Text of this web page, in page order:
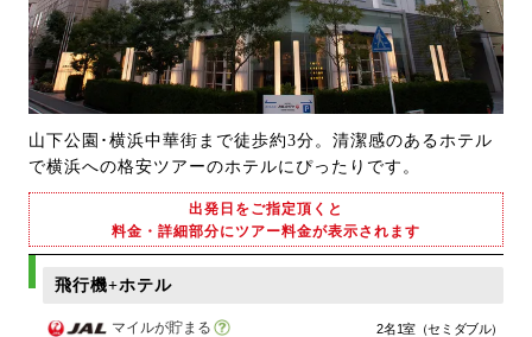
山下公園･横浜中華街まで徒歩約3分。清潔感のあるホテル
で横浜への格安ツアーのホテルにぴったりです。
出発日をご指定頂くと
料金・詳細部分にツアー料金が表示されます
飛行機+ホテル
マイルが貯まる
2名1室（セミダブル）